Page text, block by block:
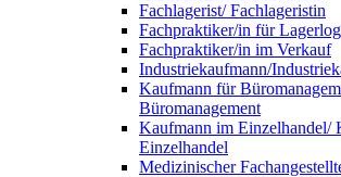
Fachlagerist/ Fachlageristin
Fachpraktiker/in für
Fachpraktiker/in im Verkauf
Industriekaufmann/
Kaufmann für
Büromanagement
Kaufmann im Einzelhandel/
Einzelhandel
Medizinischer